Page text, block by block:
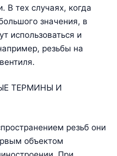
В тех случаях, когда
значения, в
использоваться и
резьбы на
ТЕРМИНЫ И
резьб они
объектом